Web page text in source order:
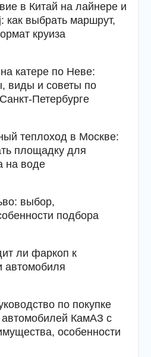
в Китай на лайнере и
как выбрать маршрут,
круиза
катере по Неве:
виды и советы по
Петербурге
теплоход в Москве:
площадку для
на воде
выбор,
подбора
ли фаркоп к
автомобиля
по покупке
автомобилей КамАЗ с
особенности